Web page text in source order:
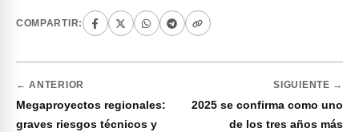
COMPARTIR:
← ANTERIOR
Megaproyectos regionales:
graves riesgos técnicos y
SIGUIENTE →
2025 se confirma como uno
de los tres años más